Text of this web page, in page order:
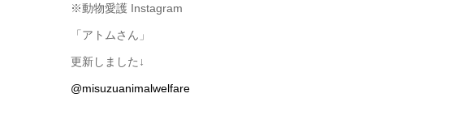
※動物愛護 Instagram
「アトムさん」
更新しました↓
@misuzuanimalwelfare